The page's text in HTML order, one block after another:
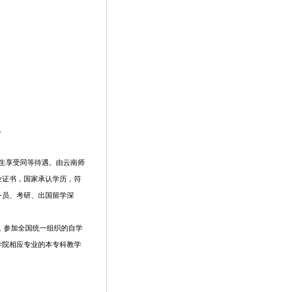
享受同等待遇。由云南师
书，国家承认学历，符
、考研、出国留学深
参加全国统一组织的自学
相应专业的本专科教学